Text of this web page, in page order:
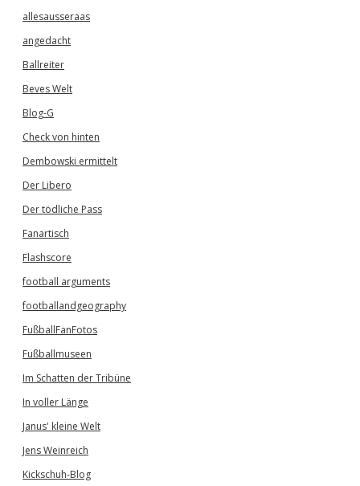
allesausseraas
angedacht
Ballreiter
Beves Welt
Blog-G
Check von hinten
Dembowski ermittelt
Der Libero
Der tödliche Pass
Fanartisch
Flashscore
football arguments
footballandgeography
FußballFanFotos
Fußballmuseen
Im Schatten der Tribüne
In voller Länge
Janus' kleine Welt
Jens Weinreich
Kickschuh-Blog